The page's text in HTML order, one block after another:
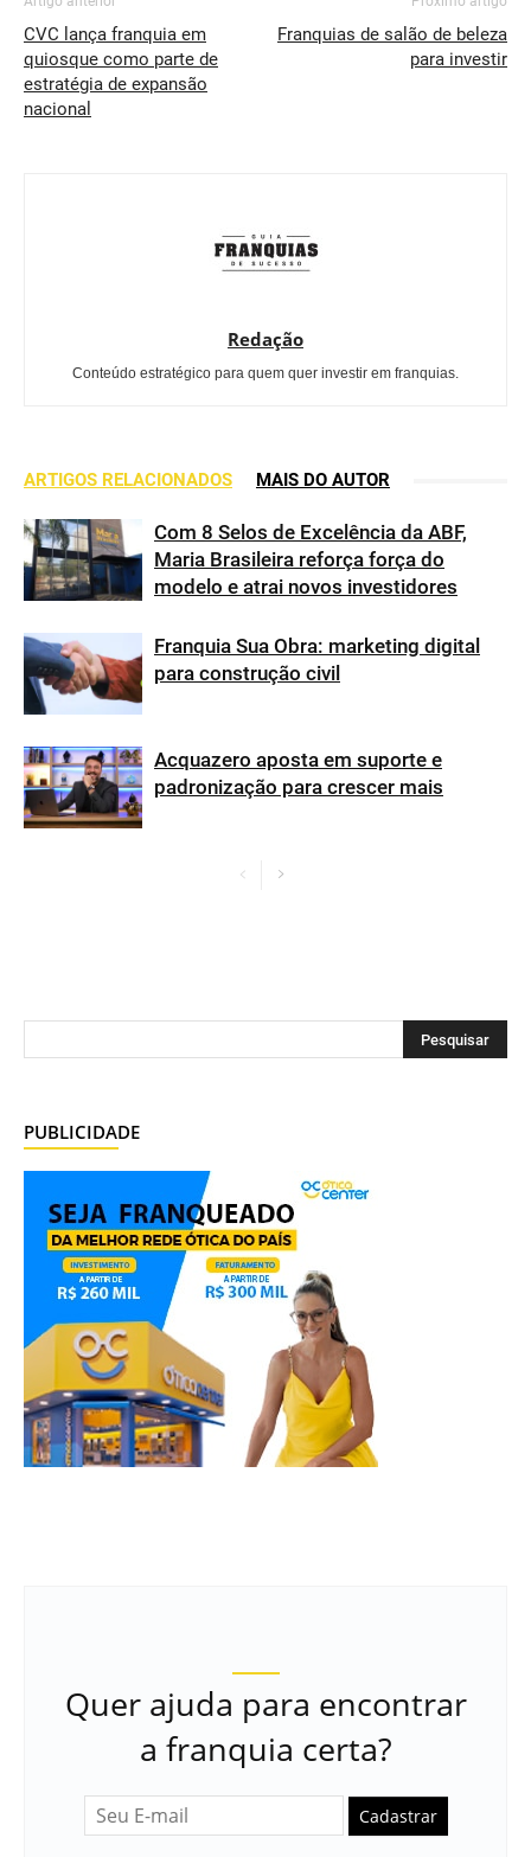
CVC lança franquia em
quiosque como parte de
estratégia de expansão
nacional
Franquias de salão de beleza
para investir
Redação
Conteúdo estratégico para quem quer investir em franquias.
ARTIGOS RELACIONADOS MAIS DO AUTOR
Com 8 Selos de Excelência da ABF,
Maria Brasileira reforça força do
modelo e atrai novos investidores
Franquia Sua Obra: marketing digital
para construção civil
Acquazero aposta em suporte e
padronização para crescer mais
PUBLICIDADE
Quer ajuda para encontrar
a franquia certa?
Cadastrar